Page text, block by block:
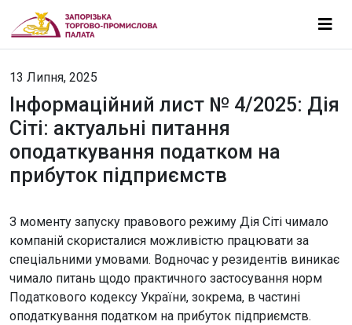
13 Липня, 2025
Інформаційний лист № 4/2025: Дія
Сіті: актуальні питання
оподаткування податком на
прибуток підприємств
З моменту запуску правового режиму Дія Сіті чимало
компаній скористалися можливістю працювати за
спеціальними умовами. Водночас у резидентів виникає
чимало питань щодо практичного застосування норм
Податкового кодексу України, зокрема, в частині
оподаткування податком на прибуток підприємств.